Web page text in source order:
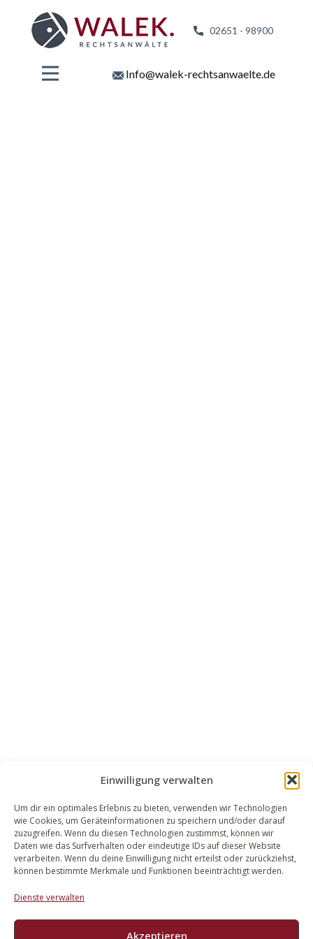
Einwilligung verwalten
Um dir ein optimales Erlebnis zu bieten, verwenden wir Technologien
wie Cookies, um Geräteinformationen zu speichern und/oder darauf
zuzugreifen. Wenn du diesen Technologien zustimmst, können wir
Daten wie das Surfverhalten oder eindeutige IDs auf dieser Website
verarbeiten. Wenn du deine Einwilligung nicht erteilst oder zurückziehst,
können bestimmte Merkmale und Funktionen beeinträchtigt werden.
Dienste verwalten
Akzeptieren
02651 - 98900
Info@walek-rechtsanwaelte.de
WALEK RECHTSANWÄLT​​E
Bachstraße 13
56727 Mayen
02651 98 900
info@walek-rechtsanwaelte.de